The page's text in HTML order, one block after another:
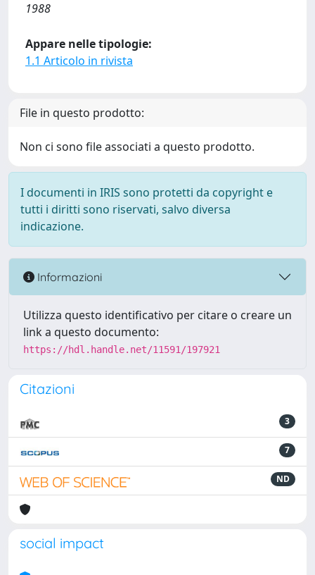
1988
Appare nelle tipologie:
1.1 Articolo in rivista
File in questo prodotto:
Non ci sono file associati a questo prodotto.
I documenti in IRIS sono protetti da copyright e
tutti i diritti sono riservati, salvo diversa
indicazione.
Informazioni
Utilizza questo identificativo per citare o creare un
link a questo documento:
https://hdl.handle.net/11591/197921
Citazioni
3
7
ND
social impact